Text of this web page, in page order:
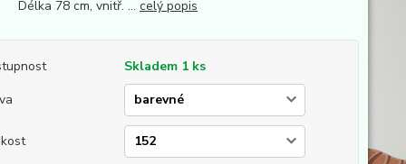
78 cm, vnitř. ... celý popis
Skladem 1 ks